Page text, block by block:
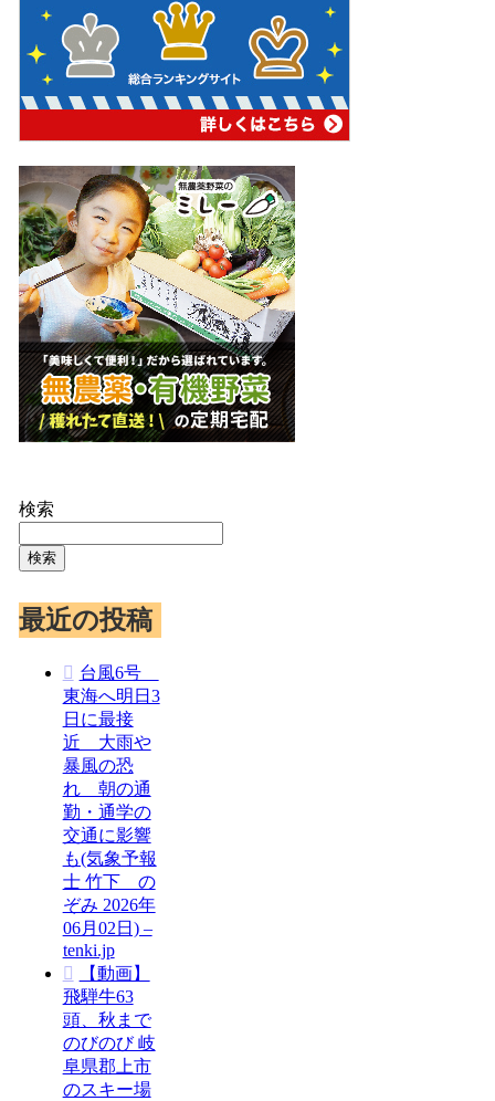
検索
検索
最近の投稿
台風6号
東海へ明日3
日に最接
近 大雨や
暴風の恐
れ 朝の通
勤・通学の
交通に影響
も(気象予報
士 竹下 の
ぞみ 2026年
06月02日) –
tenki.jp
【動画】
飛騨牛63
頭、秋まで
のびのび 岐
阜県郡上市
のスキー場